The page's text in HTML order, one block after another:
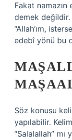
Fakat namazın
demek değildir.
“Allah’ım,
edebî yönü bu
Söz konusu
yapılabilir.
“Salalallah” mı